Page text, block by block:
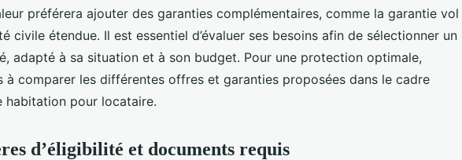
préférera ajouter des garanties complémentaires, comme la garantie vol
civile étendue. Il est essentiel d’évaluer ses besoins afin de sélectionner un
adapté à sa situation et à son budget. Pour une protection optimale,
à comparer les différentes offres et garanties proposées dans le cadre
habitation pour locataire.
d’éligibilité et documents requis